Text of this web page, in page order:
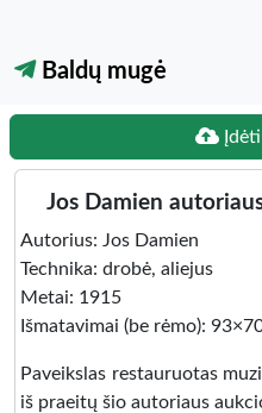
Baldų mugė
Jos Damien
Autorius: Jos Damien
Technika: drobė, aliejus
Metai: 1915
Išmatavimai (be rėmo):
Paveikslas restauruotas
iš praeitų šio autoriaus